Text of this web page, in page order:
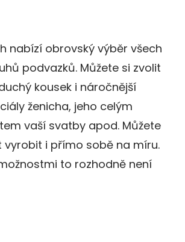
nabízí obrovský výběr všech
podvazků. Můžete si zvolit
kousek i náročnější
ženicha, jeho celým
vaší svatby apod. Můžete
vyrobit i přímo sobě na míru.
to rozhodně není